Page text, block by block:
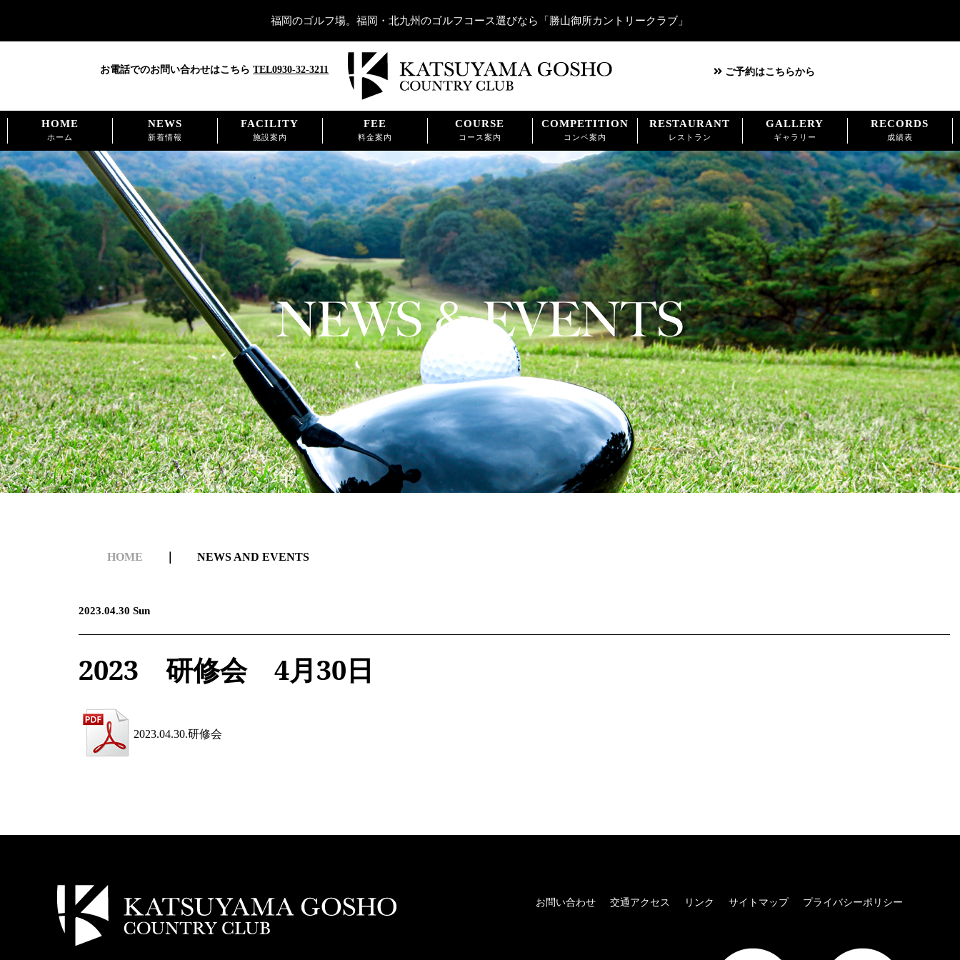
福岡のゴルフ場。福岡・北九州のゴルフコース選びなら「勝山御所カントリークラブ」
お電話でのお問い合わせはこちらTEL0930-32-3211 ご予約はこちらから
HOME
ホーム
NEWS
新着情報
FACILITY
施設案内
FEE
料金案内
COURSE
コース案内
COMPETITION
コンペ案内
RESTAURANT
レストラン
GALLERY
ギャラリー
RECORDS
成績表
HOME NEWS AND EVENTS
2023.04.30 Sun
2023 研修会 4月30日
2023.04.30.研修会
お問い合わせ 交通アクセス リンク サイトマップ プライバシーポリシー